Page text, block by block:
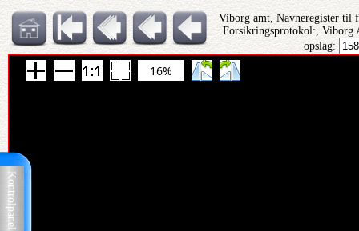
Kontrolpanel
Viborg amt, Navneregister til
Forsikringsprotokol:, Viborg
opslag:
16%